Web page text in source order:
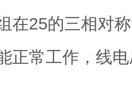
在25的三相对
正常工作，线